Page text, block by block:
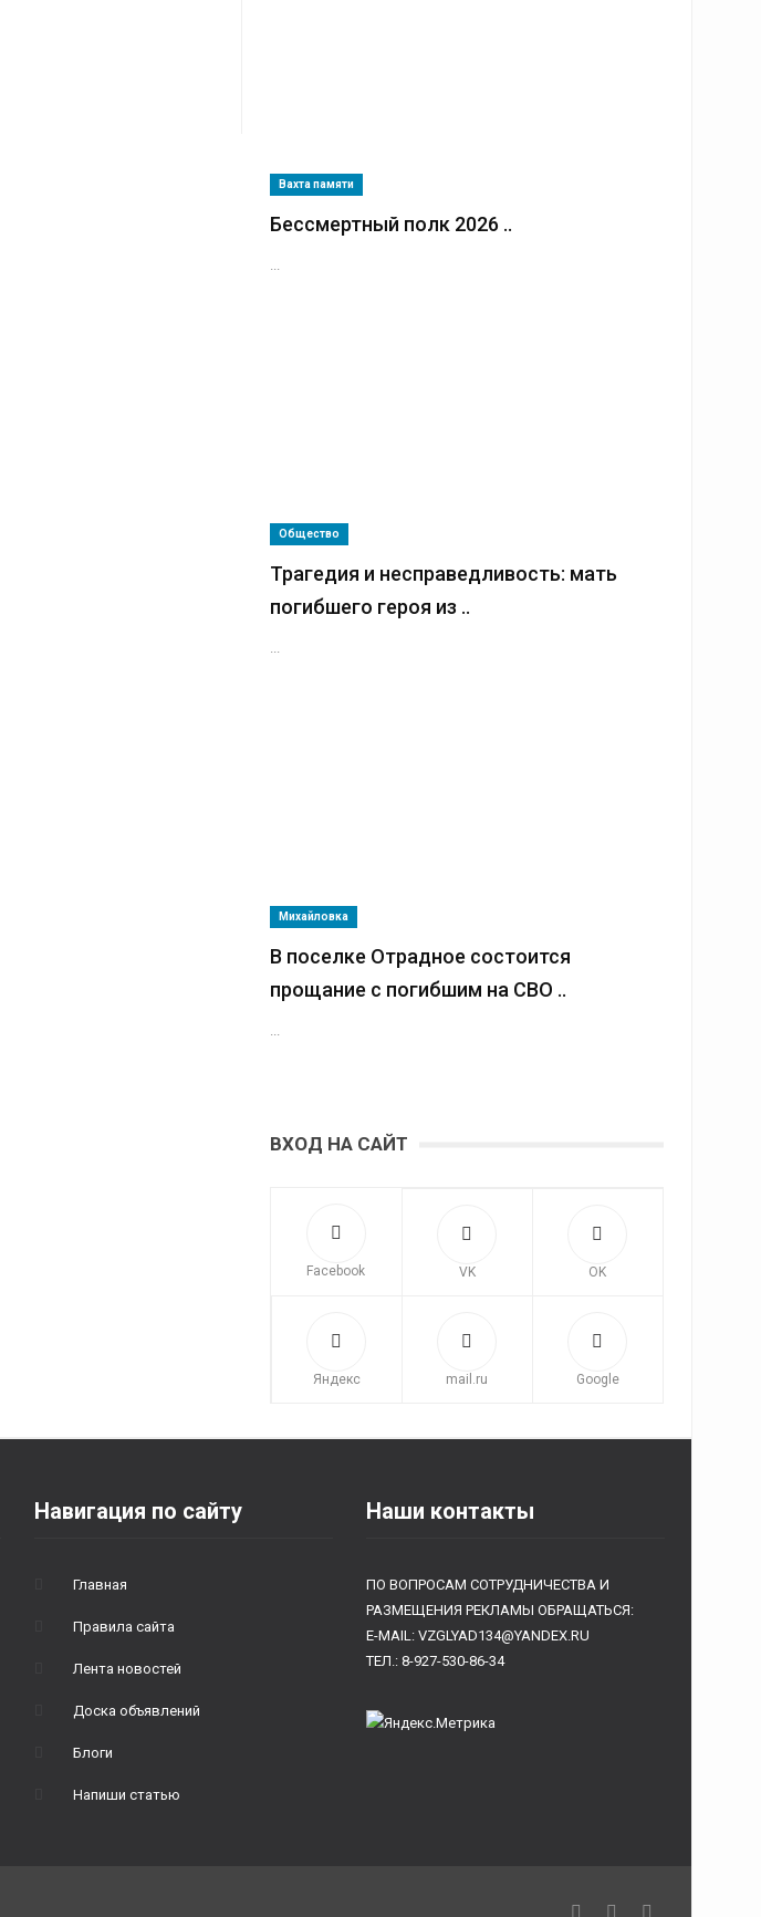
Вахта памяти
Бессмертный полк 2026 ..
...
Общество
Трагедия и несправедливость: мать
погибшего героя из ..
...
Михайловка
В поселке Отрадное состоится
прощание с погибшим на СВО ..
...
ВХОД НА САЙТ
Facebook VK OK
Яндекс mail.ru Google
Навигация по сайту
Главная
Правила сайта
Лента новостей
Доска объявлений
Блоги
Напиши статью
Наши контакты
ПО ВОПРОСАМ СОТРУДНИЧЕСТВА И
РАЗМЕЩЕНИЯ РЕКЛАМЫ ОБРАЩАТЬСЯ:
E-MAIL: VZGLYAD134@YANDEX.RU
ТЕЛ.: 8-927-530-86-34